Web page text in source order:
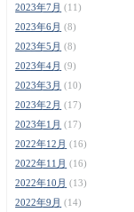
2023年7月 (11)
2023年6月 (8)
2023年5月 (8)
2023年4月 (9)
2023年3月 (10)
2023年2月 (17)
2023年1月 (17)
2022年12月 (16)
2022年11月 (16)
2022年10月 (13)
2022年9月 (14)